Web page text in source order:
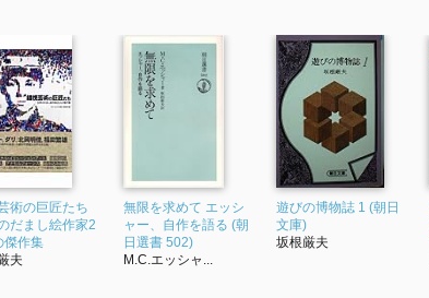
術の巨匠たち
だまし絵作家2
傑作集
夫
無限を求めて エッシ
ャー、自作を語る (朝
日選書 502)
M.C.エッシャ...
遊びの博物誌 1 (朝日
文庫)
坂根厳夫